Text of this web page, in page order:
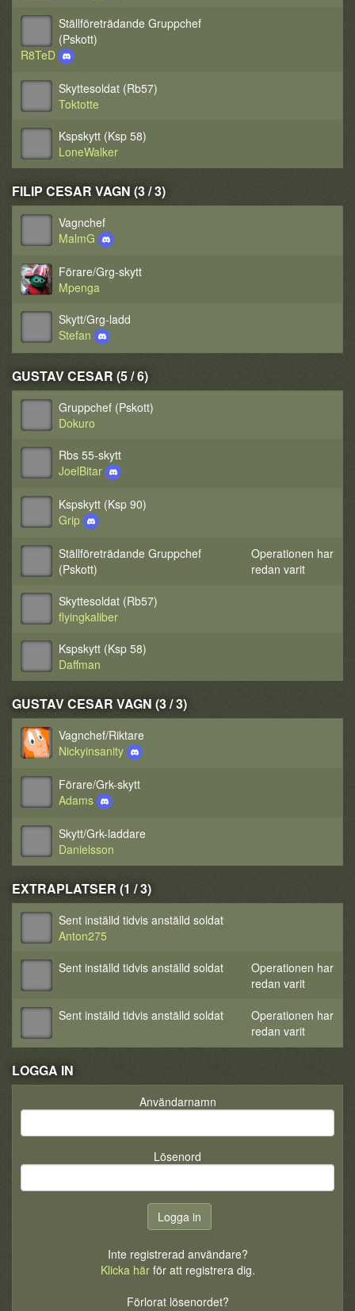
Ställföreträdande Gruppchef
(Pskott)
R8TeD
Skyttesoldat (Rb57)
Toktotte
Kspskytt (Ksp 58)
LoneWalker
FILIP CESAR VAGN (3 / 3)
Vagnchef
MalmG
Förare/Grg-skytt
Mpenga
Skytt/Grg-ladd
Stefan
GUSTAV CESAR (5 / 6)
Gruppchef (Pskott)
Dokuro
Rbs 55-skytt
JoelBitar
Kspskytt (Ksp 90)
Grip
Ställföreträdande Gruppchef
(Pskott)
Operationen har
redan varit
Skyttesoldat (Rb57)
flyingkaliber
Kspskytt (Ksp 58)
Daffman
GUSTAV CESAR VAGN (3 / 3)
Vagnchef/Riktare
Nickyinsanity
Förare/Grk-skytt
Adams
Skytt/Grk-laddare
Danielsson
EXTRAPLATSER (1 / 3)
Sent inställd tidvis anställd soldat
Anton275
Sent inställd tidvis anställd soldat
Operationen har
redan varit
Sent inställd tidvis anställd soldat
Operationen har
redan varit
LOGGA IN
Användarnamn
Lösenord
Inte registrerad användare?
Klicka härför att registrera dig.
Förlorat lösenordet?